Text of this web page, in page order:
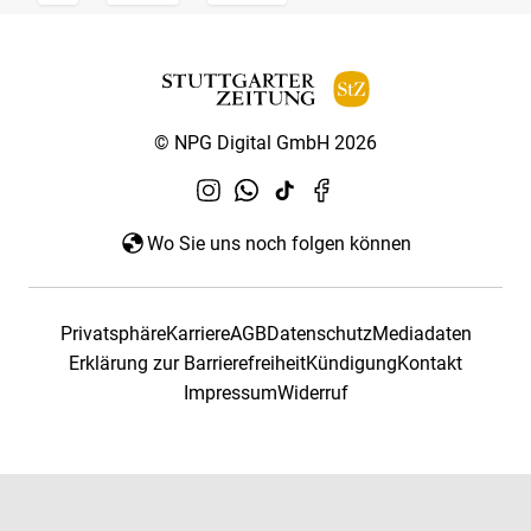
© NPG Digital GmbH 2026
Wo Sie uns noch folgen können
PrivatsphäreKarriereAGBDatenschutzMediadaten
Erklärung zur BarrierefreiheitKündigungKontakt
ImpressumWiderruf